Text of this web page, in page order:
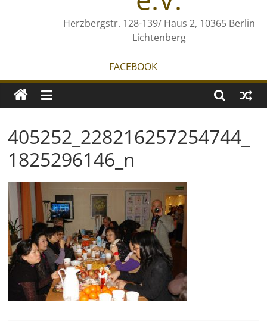
Herzbergstr. 128-139/ Haus 2, 10365 Berlin
Lichtenberg
FACEBOOK
405252_228216257254744_
1825296146_n